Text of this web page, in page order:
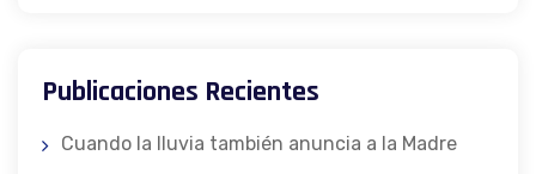
Publicaciones Recientes
Cuando la lluvia también anuncia a la Madre